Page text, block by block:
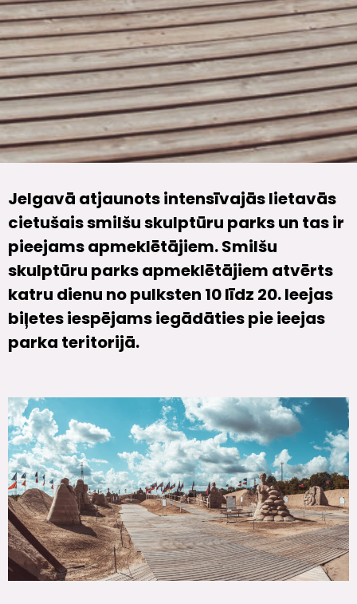
Jelgavā atjaunots intensīvajās lietavās
cietušais smilšu skulptūru parks un tas ir
pieejams apmeklētājiem. Smilšu
skulptūru parks apmeklētājiem atvērts
katru dienu no pulksten 10 līdz 20. Ieejas
biļetes iespējams iegādāties pie ieejas
parka teritorijā.